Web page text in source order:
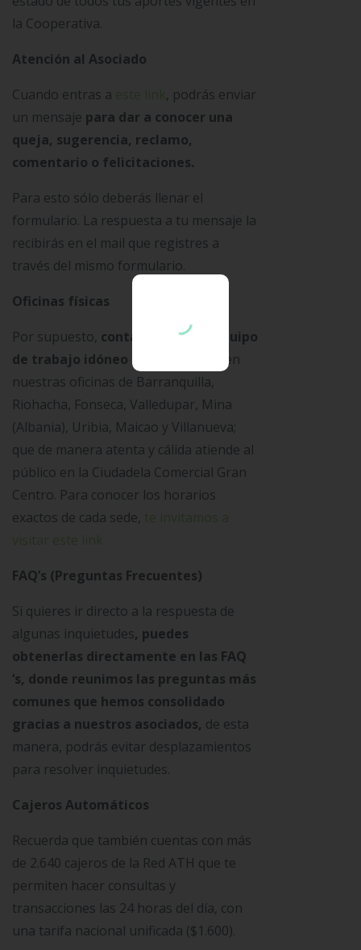
la Cooperativa.
Atención al Asociado
Cuando entras a
, podrás enviar
un mensaje para dar a conocer una
queja, sugerencia, reclamo,
comentario o felicitaciones.
Para esto sólo deberás llenar el
formulario. La respuesta a tu mensaje la
recibirás en el mail que registres a
través del mismo formulario.
Oficinas físicas
Por supuesto, contamos con un equipo
de trabajo idóneo y competitivo
en
nuestras oficinas de Barranquilla,
Riohacha, Fonseca, Valledupar, Mina
(Albania), Uribia, Maicao y Villanueva;
que de manera atenta y cálida atiende al
público en la Ciudadela Comercial Gran
Centro. Para conocer los horarios
exactos de cada sede,
FAQ’s (Preguntas Frecuentes)
Si quieres ir directo a la respuesta de
algunas inquietudes, puedes
obtenerlas directamente en las FAQ
‘s, donde reunimos las preguntas más
comunes que hemos consolidado
gracias a nuestros asociados, de esta
manera, podrás evitar desplazamientos
para resolver inquietudes.
Cajeros Automáticos
Recuerda que también cuentas con más
de 2.640 cajeros de la Red ATH que te
permiten hacer consultas y
transacciones las 24 horas del día, con
una tarifa nacional unificada ($1.600).